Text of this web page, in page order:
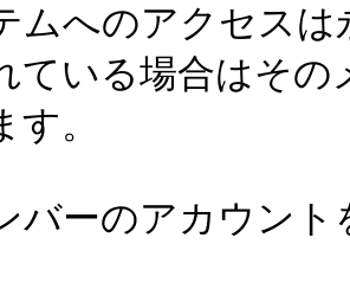
ムへのアクセス
ている場合はそ
。
バーのアカウン